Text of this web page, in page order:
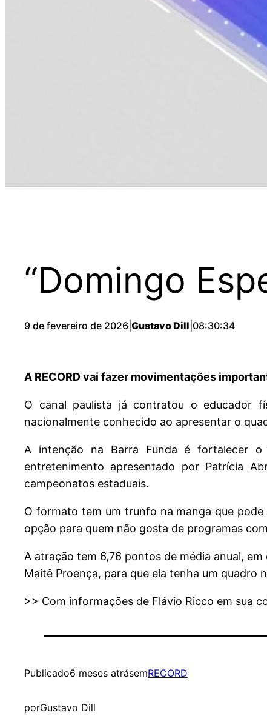
“Domingo
9 de fevereiro de 2026 Gustavo Dill 08:30:34
A RECORD vai fazer movimentações
O canal paulista já contratou o educador
nacionalmente conhecido ao apresentar o
A intenção na Barra Funda é fortalecer o
entretenimento apresentado por Patrícia
campeonatos estaduais.
O formato tem um trunfo na manga que
opção para quem não gosta de programas
A atração tem 6,76 pontos de média anual,
Maitê Proença, para que ela tenha um
>> Com informações de Flávio Ricco em sua
Publicado6 meses atrásemRECORD
porGustavo Dill